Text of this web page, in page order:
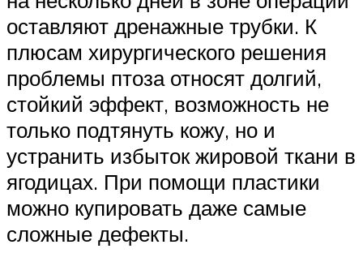
оставляют дренажные трубки. К
плюсам хирургического решения
проблемы птоза относят долгий,
стойкий эффект, возможность не
только подтянуть кожу, но и
устранить избыток жировой ткани в
ягодицах. При помощи пластики
можно купировать даже самые
сложные дефекты.